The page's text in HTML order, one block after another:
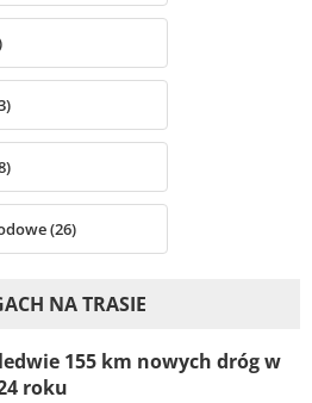
(26)
NA TRASIE
155 km nowych dróg w
roku